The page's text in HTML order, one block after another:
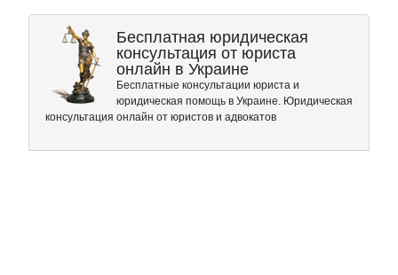
Бесплатная юридическая
консультация от юриста
онлайн в Украине
Бесплатные консультации юриста и
юридическая помощь в Украине. Юридическая
консультация онлайн от юристов и адвокатов